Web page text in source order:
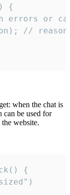
{
errors or
//
when the chat is
can be used for
website.
{